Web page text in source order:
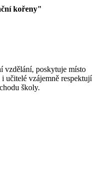
kořeny"
vzdělání, poskytuje místo
učitelé vzájemně respektují
školy.